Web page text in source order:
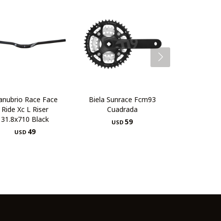
Race Face
Ride Xc L Riser
31.8x710 Black
USD 49
Biela Sunrace Fcm93
Cuadrada
USD 59